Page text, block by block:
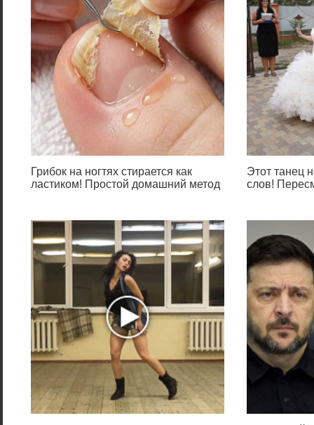
Грибок на ногтях стирается как
ластиком! Простой домашний метод
Этот танец
слов!